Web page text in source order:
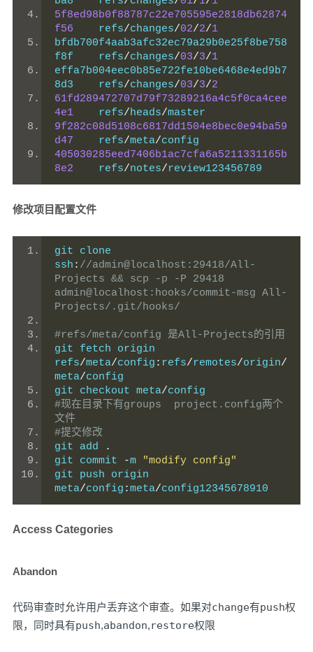
5f8ed98b0f88787c22e705595e2818db62874
f56
    refs
/changes/02/2/1
bfdb700f4aab3afc32ec79a29b0e25f8be758
f8f    refs/changes/03/3/1
effa7b004eec0b85e722fe10be6468e4ed9b7
8d3    refs/changes/03/3/2
61fd289472707d79f73289216a4c5f0ca4cee
4e1
    refs
/heads/master
9f282c08d5108c6817dd1504e8bec0e94ba59
d47
    refs
/meta/config
405030285eed7406b1ac7cfa6a5211331165b
8e2
    refs
/notes/review123456789
修改项目配置文件
git clone
ssh : //admin@localhost:29418/All-
Projects && scp -p -P 29418
admin@localhost:hooks/commit-msg All-
Projects/.git/hooks/
#refs/meta/config 是All-Projects的引用
git fetch origin
refs/meta/config : refs/remotes/origin/
meta/config
git checkout meta/config
#现在目录下有groups  project.config两个
文件
#提交修改
git add
.
git commit
-m
"modify config"
git push origin
meta/config :meta/config12345678910
Access Categories
Abandon
代码审查时允许用户丢弃这个审查。如果对change有push权
限，同时具有push,abandon,restore权限